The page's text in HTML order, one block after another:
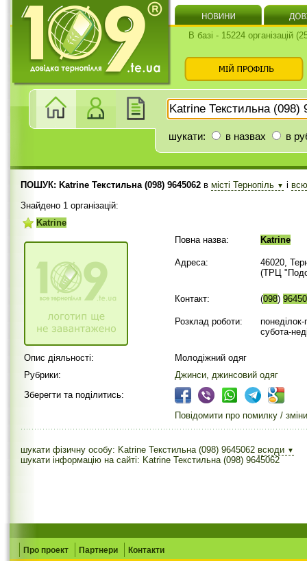
В базі - 15224 організацій
шукати: в назвах в
ПОШУК: Katrine Текстильна (098) 9645062 в місті Тернопіль ▼ і
Знайдено 1 організацій:
Katrine
Повна назва:
Katrine
Адреса:
46020,
(ТРЦ
Контакт: (098)
Розклад роботи:
субота-
Опис діяльності:
Молодіжний одяг
Рубрики:
Джинси, джинсовий одяг
Зберегти та поділитись:
Повідомити про помилку / зміни
шукати фізичну особу: Katrine Текстильна (098) 9645062 всюди ▼
шукати інформацію на сайті: Katrine Текстильна (098) 9645062
Про проект Партнери Контакти